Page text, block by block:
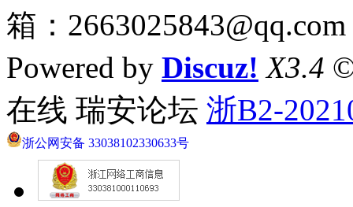
箱：2663025843@qq.com
Powered by Discuz! X3.4
在线 瑞安论坛 浙B2-
浙公网安备 33038102330633号